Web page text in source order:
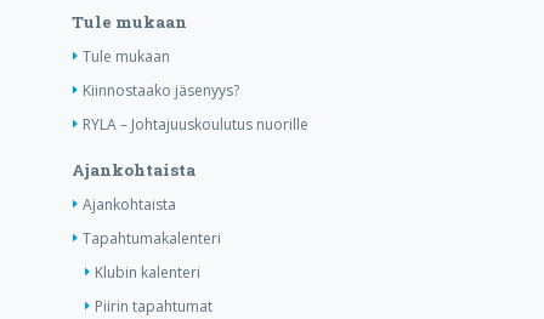
Tule mukaan
Tule mukaan
Kiinnostaako jäsenyys?
RYLA – Johtajuuskoulutus nuorille
Ajankohtaista
Ajankohtaista
Tapahtumakalenteri
Klubin kalenteri
Piirin tapahtumat